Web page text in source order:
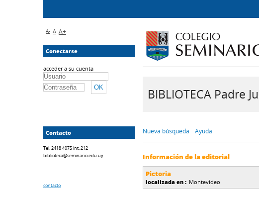
BIBLIOTECA Padre
Nueva búsqueda Ayuda
Información de la editorial
Pictoria
localizada en : Montevideo
A- A A+
Conectarse
acceder a su cuenta
Contacto
Tel. 2418 4075 int. 212
biblioteca@seminario.edu.uy
contacto